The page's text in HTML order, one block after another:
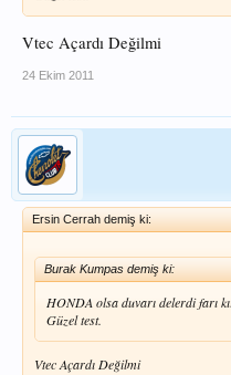
Vtec Açardı Değilmi
24 Ekim 2011
Ersin Cerrah demiş ki:
Burak Kumpas demiş ki:
HONDA olsa duvarı delerdi farı
Güzel test.
Vtec Açardı Değilmi